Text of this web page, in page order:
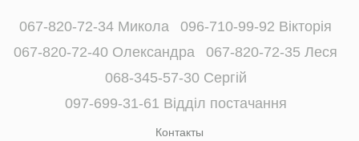
067-820-72-34 Микола
096-710-99-92 Вікторія
067-820-72-40 Олександра
067-820-72-35 Леся
068-345-57-30 Сергій
097-699-31-61 Відділ постачання
Контакты